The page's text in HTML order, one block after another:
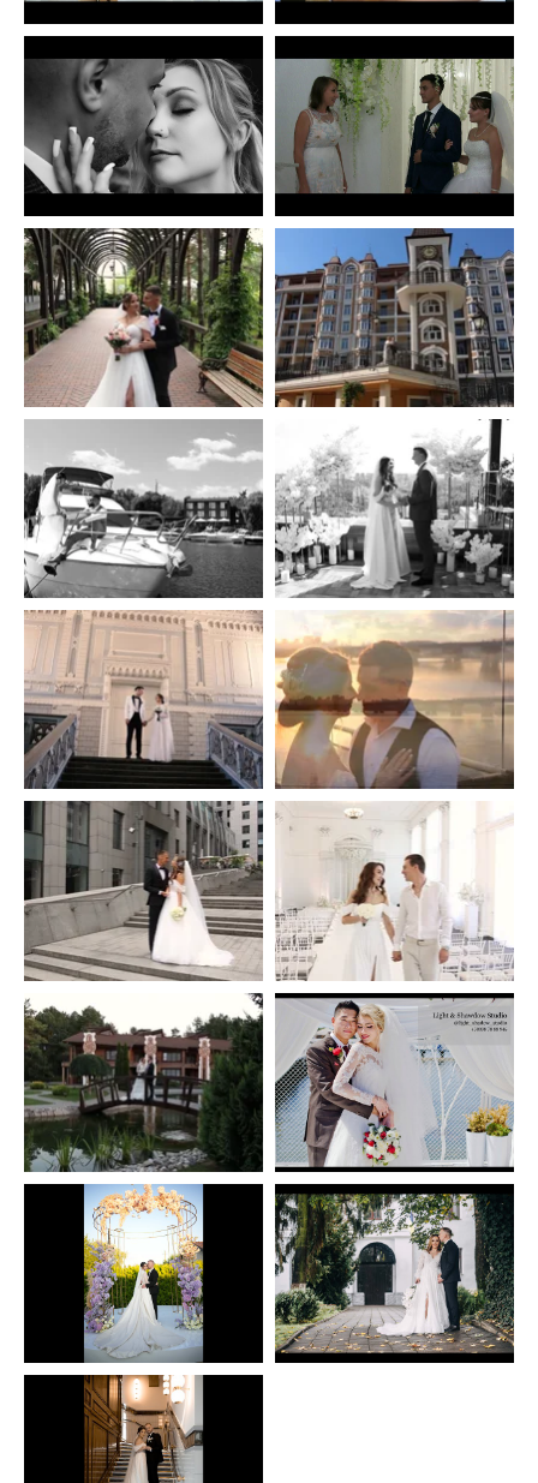
0 0
Андрій VelvetStudio
0 0
Ирина STUDIO
VERICA
0
Сергій
0 0
Сергій
0 0
Сергій
0 0
Сергій
0
Сергій
0 0
Сергій
0 0
Сергій
0
Сергій
0 0
Сергій
0 0
Юрій Буркуш
0 0
Юрій Буркуш
0 0
Юрій Буркуш
0 0
Юрій Буркуш